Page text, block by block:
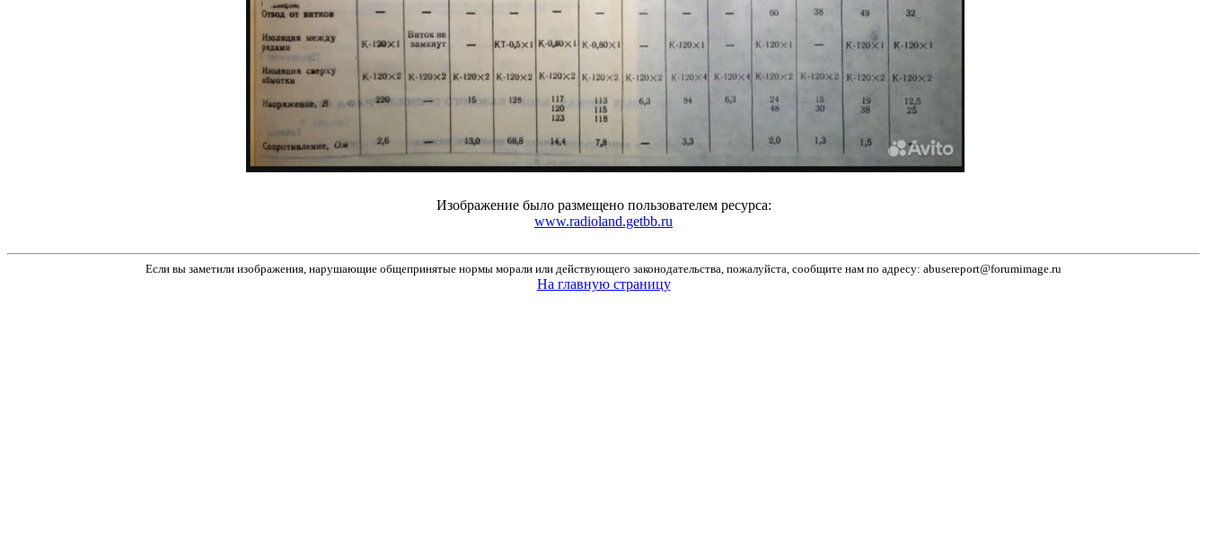
Изображение было размещено пользователем ресурса:
www.radioland.getbb.ru
Если вы заметили изображения, нарушающие общепринятые нормы морали или действующего законодательства, пожалуйста, сообщите нам по адресу: abusereport@forumimage.ru
На главную страницу